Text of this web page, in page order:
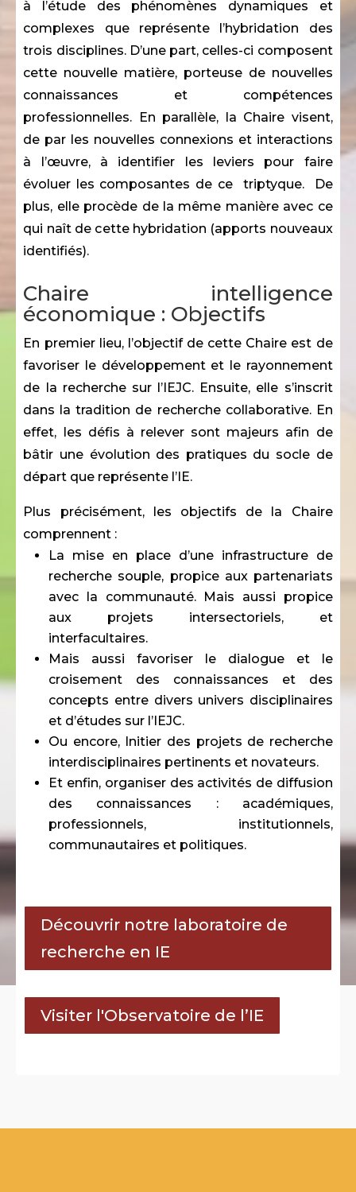
à l’étude des phénomènes dynamiques et
complexes que représente l’hybridation des
trois disciplines. D’une part, celles-ci composent
cette nouvelle matière, porteuse de nouvelles
connaissances et compétences
professionnelles. En parallèle, la Chaire visent,
de par les nouvelles connexions et interactions
à l’œuvre, à identifier les leviers pour faire
évoluer les composantes de ce triptyque. De
plus, elle procède de la même manière avec ce
qui naît de cette hybridation (apports nouveaux
identifiés).
Chaire intelligence
économique : Objectifs
En premier lieu, l’objectif de cette Chaire est de
favoriser le développement et le rayonnement
de la recherche sur l’IEJC. Ensuite, elle s’inscrit
dans la tradition de recherche collaborative. En
effet, les défis à relever sont majeurs afin de
bâtir une évolution des pratiques du socle de
départ que représente l’IE.
Plus précisément, les objectifs de la Chaire
comprennent :
La mise en place d’une infrastructure de
recherche souple, propice aux partenariats
avec la communauté. Mais aussi propice
aux projets intersectoriels, et
interfacultaires.
Mais aussi favoriser le dialogue et le
croisement des connaissances et des
concepts entre divers univers disciplinaires
et d’études sur l’IEJC.
Ou encore, Initier des projets de recherche
interdisciplinaires pertinents et novateurs.
Et enfin, organiser des activités de diffusion
des connaissances : académiques,
professionnels, institutionnels,
communautaires et politiques.
Découvrir notre laboratoire de
recherche en IE
Visiter l'Observatoire de l’IE